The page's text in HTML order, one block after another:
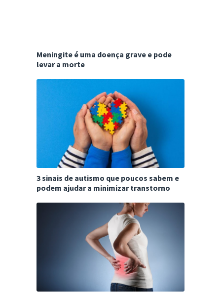
Meningite é uma doença grave e pode
levar a morte
3 sinais de autismo que poucos sabem e
podem ajudar a minimizar transtorno